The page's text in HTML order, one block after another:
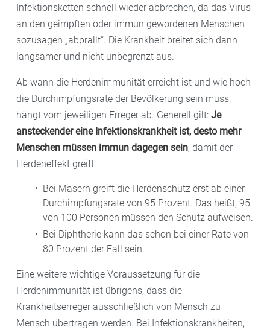
Infektionsketten schnell wieder abbrechen, da das Virus
an den geimpften oder immun gewordenen Menschen
sozusagen „abprallt“. Die Krankheit breitet sich dann
langsamer und nicht unbegrenzt aus.
Ab wann die Herdenimmunität erreicht ist und wie hoch
die Durchimpfungsrate der Bevölkerung sein muss,
hängt vom jeweiligen Erreger ab. Generell gilt: Je
ansteckender eine Infektionskrankheit ist, desto mehr
Menschen müssen immun dagegen sein, damit der
Herdeneffekt greift.
Bei Masern greift die Herdenschutz erst ab einer
Durchimpfungsrate von 95 Prozent. Das heißt, 95
von 100 Personen müssen den Schutz aufweisen.
Bei Diphtherie kann das schon bei einer Rate von
80 Prozent der Fall sein.
Eine weitere wichtige Voraussetzung für die
Herdenimmunität ist übrigens, dass die
Krankheitserreger ausschließlich von Mensch zu
Mensch übertragen werden. Bei Infektionskrankheiten,